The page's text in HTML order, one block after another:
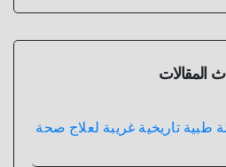
المقالات
طبية تاريخية غريبة لعلاج صحة